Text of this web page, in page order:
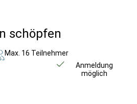
schöpfen
Max. 16 Teilnehmer
Anmeldung
möglich